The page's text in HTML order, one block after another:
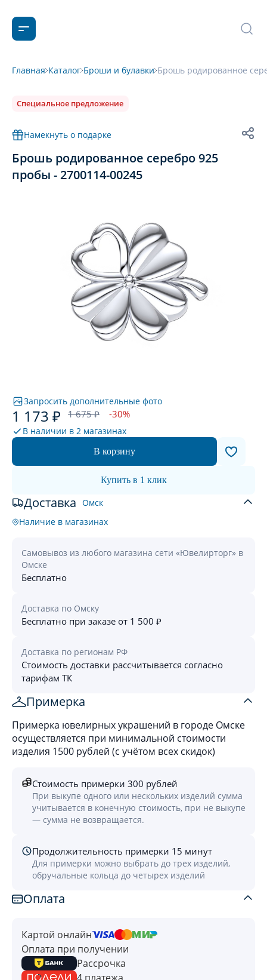
Главная Каталог Броши и булавки Брошь родированное
Специальное предложение
Намекнуть о подарке
Брошь родированное серебро 925
пробы - 2700114-00245
Запросить дополнительные фото
1 173 ₽ 1 675 ₽ -30%
В наличии в 2 магазинах
В корзину
Купить в 1 клик
Доставка Омск
Наличие в магазинах
Самовывоз из любого магазина сети «Ювелирторг» в
Омске
Бесплатно
Доставка по Омску
Бесплатно при заказе от 1 500 ₽
Доставка по регионам РФ
Стоимость доставки рассчитывается согласно
тарифам ТК
Примерка
Примерка ювелирных украшений в городе Омске
осуществляется при минимальной стоимости
изделия 1500 рублей (с учётом всех скидок)
Стоимость примерки 300 рублей
При выкупе одного или нескольких изделий сумма
учитывается в конечную стоимость, при не выкупе
— сумма не возвращается.
Продолжительность примерки 15 минут
Для примерки можно выбрать до трех изделий,
обручальные кольца до четырех изделий
Оплата
Картой онлайн
Оплата при получении
Рассрочка